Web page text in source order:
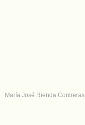
María José Rienda Contreras